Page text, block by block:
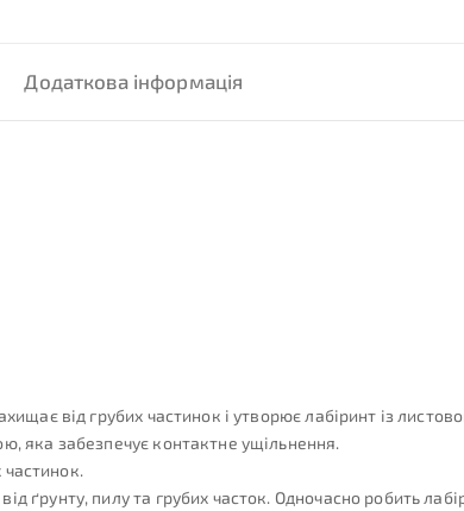
Додаткова інформація
від грубих частинок і утворює лабіринт із
яка забезпечує контактне ущільнення.
частинок.
ґрунту, пилу та грубих часток. Одночасно робить